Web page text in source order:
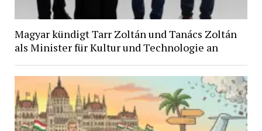
Magyar kündigt Tarr Zoltán und Tanács Zoltán
als Minister für Kultur und Technologie an